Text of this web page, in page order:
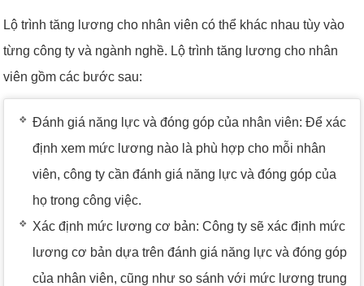
Lộ trình tăng lương cho nhân viên có thể khác nhau tùy vào
từng công ty và ngành nghề. Lộ trình tăng lương cho nhân
viên gồm các bước sau:
Đánh giá năng lực và đóng góp của nhân viên: Để xác
định xem mức lương nào là phù hợp cho mỗi nhân
viên, công ty cần đánh giá năng lực và đóng góp của
họ trong công việc.
Xác định mức lương cơ bản: Công ty sẽ xác định mức
lương cơ bản dựa trên đánh giá năng lực và đóng góp
của nhân viên, cũng như so sánh với mức lương trung